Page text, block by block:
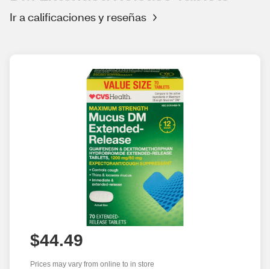
Ir a calificaciones y reseñas
$44.49
Prices may vary from online to in store